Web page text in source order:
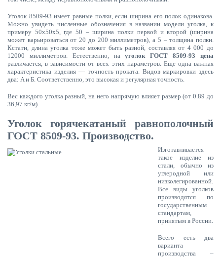
Уголок 8509-93 имеет равные полки, если ширина его полок одинакова.
Можно увидеть численные обозначения в названии модели уголка, к
примеру 50х50х5, где 50 – ширина полки первой и второй (ширина
может варьироваться от 20 до 200 миллиметров), а 5 – толщина полки.
Кстати, длина уголка тоже может быть разной, составляя от 4 000 до
12000 миллиметров. Естественно, науголок ГОСТ 8509-93 цена
различается, в зависимости от всех этих параметров. Еще одна важная
характеристика изделия — точность проката. Видов маркировки здесь
два: A и Б. Соответственно, это высокая и регулярная точность.
Вес каждого уголка разный, на него напрямую влияет размер (от 0.89 до
36,97 кг/м).
Уголок горячекатаный равнополочный
ГОСТ 8509-93. Производство.
Изготавливается
такое изделие из
стали, обычно из
углеродной или
низколегированной.
Все виды уголков
производятся по
государственным
стандартам,
принятым в России.
Всего есть два
варианта
производства –